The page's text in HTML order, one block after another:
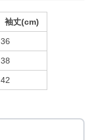
袖丈(cm)
36
38
42